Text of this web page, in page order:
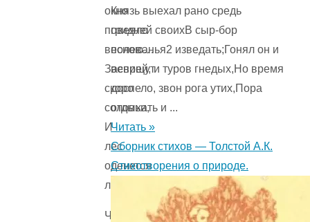
окно
повеяло
весною…
Засвищут
скоро
соловьи,
И
лес
оденется
листвою!
Чиста
Князь выехал рано средь
гридней своихВ сыр-бор
полеванья2 изведать;Гонял он и
вепрей, и туров гнедых,Но время
доспело, звон рога утих,Пора
отдыхать и ...
Читать »
Сборник стихов — Толстой А.К.
Стихотворения о природе.